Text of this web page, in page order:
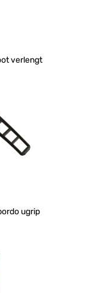
verlengt
ugrip